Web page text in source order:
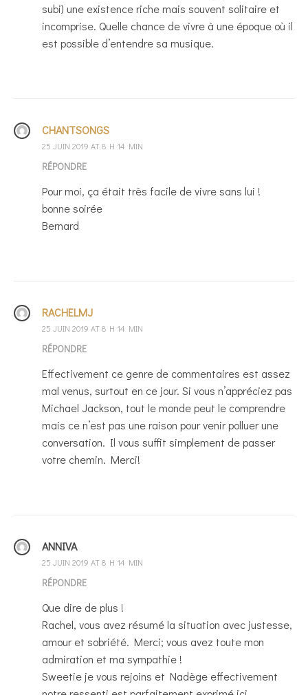
subi) une existence riche mais souvent solitaire et
incomprise. Quelle chance de vivre à une époque où il
est possible d’entendre sa musique.
CHANTSONGS
25 JUIN 2019 AT 8 H 14 MIN
RÉPONDRE
Pour moi, ça était très facile de vivre sans lui !
bonne soirée
Bernard
RACHELMJ
25 JUIN 2019 AT 8 H 14 MIN
RÉPONDRE
Effectivement ce genre de commentaires est assez
mal venus, surtout en ce jour. Si vous n’appréciez pas
Michael Jackson, tout le monde peut le comprendre
mais ce n’est pas une raison pour venir polluer une
conversation. Il vous suffit simplement de passer
votre chemin. Merci!
ANNIVA
25 JUIN 2019 AT 8 H 14 MIN
RÉPONDRE
Que dire de plus !
Rachel, vous avez résumé la situation avec justesse,
amour et sobriété. Merci; vous avez toute mon
admiration et ma sympathie !
Sweetie je vous rejoins et Nadège effectivement